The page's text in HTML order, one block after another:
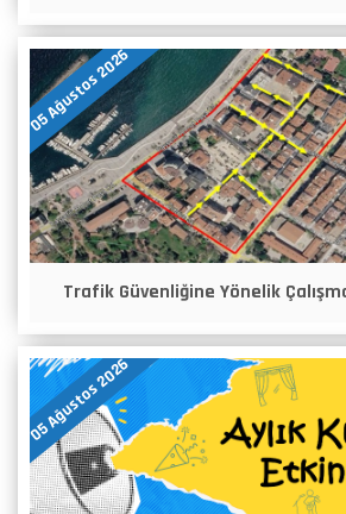
05 Ağustos 2026
Trafik Güvenliğine Yönelik
05 Ağustos 2026